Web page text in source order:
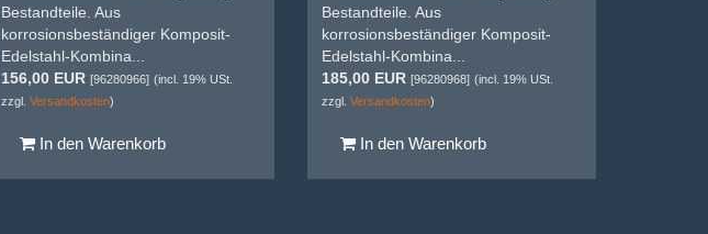
Bestandteile. Aus
korrosionsbeständiger Komposit-
Edelstahl-Kombina...
156,00 EUR [96280966] (incl. 19% USt.
zzgl. Versandkosten)
In den Warenkorb
Bestandteile. Aus
korrosionsbeständiger Komposit-
Edelstahl-Kombina...
185,00 EUR [96280968] (incl. 19% USt.
zzgl.Versandkosten)
In den Warenkorb